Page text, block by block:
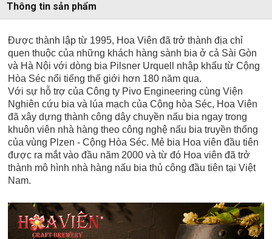
Thông tin sản phẩm
Được thành lập từ 1995, Hoa Viên đã trở thành địa chỉ
quen thuộc của những khách hàng sành bia ở cả Sài Gòn
và Hà Nội với dòng bia Pilsner Urquell nhập khẩu từ Cộng
Hòa Séc nổi tiếng thế giới hơn 180 năm qua.
Với sự hỗ trợ của Công ty Pivo Engineering cùng Viện
Nghiên cứu bia và lúa mạch của Cộng hòa Séc, Hoa Viên
đã xây dựng thành công dây chuyền nấu bia ngay trong
khuôn viên nhà hàng theo công nghệ nấu bia truyền thống
của vùng Plzen - Cộng Hòa Séc. Mẻ bia Hoa viên đầu tiên
được ra mắt vào đầu năm 2000 và từ đó Hoa viên đã trở
thành mô hình nhà hàng nấu bia thủ công đầu tiên tại Việt
Nam.